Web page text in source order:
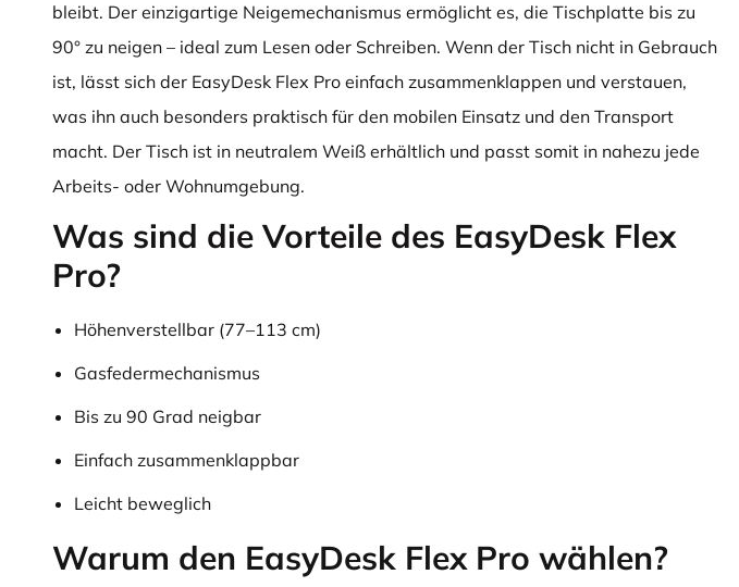
bleibt. Der einzigartige Neigemechanismus ermöglicht es, die Tischplatte bis zu
90° zu neigen – ideal zum Lesen oder Schreiben. Wenn der Tisch nicht in Gebrauch
ist, lässt sich der EasyDesk Flex Pro einfach zusammenklappen und verstauen,
was ihn auch besonders praktisch für den mobilen Einsatz und den Transport
macht. Der Tisch ist in neutralem Weiß erhältlich und passt somit in nahezu jede
Arbeits- oder Wohnumgebung.
Was sind die Vorteile des EasyDesk Flex
Pro?
Höhenverstellbar (77–113 cm)
Gasfedermechanismus
Bis zu 90 Grad neigbar
Einfach zusammenklappbar
Leicht beweglich
Warum den EasyDesk Flex Pro wählen?